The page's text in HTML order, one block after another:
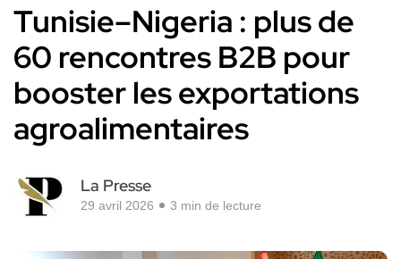
Tunisie–Nigeria : plus de
60 rencontres B2B pour
booster les exportations
agroalimentaires
La Presse
29 avril 2026 3 min de lecture